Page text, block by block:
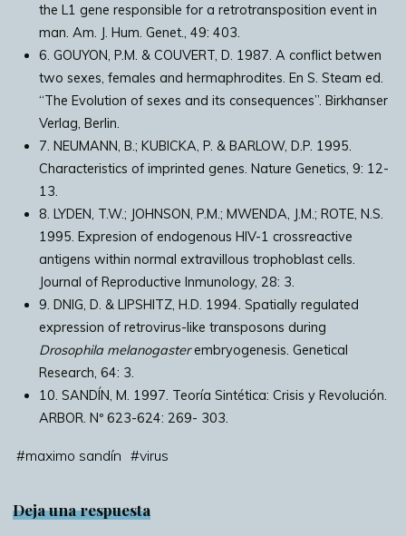
the L1 gene responsible for a retrotransposition event in
man. Am. J. Hum. Genet., 49: 403.
6. GOUYON, P.M. & COUVERT, D. 1987. A conflict betwen
two sexes, females and hermaphrodites. En S. Steam ed.
“The Evolution of sexes and its consequences”. Birkhanser
Verlag, Berlin.
7. NEUMANN, B.; KUBICKA, P. & BARLOW, D.P. 1995.
Characteristics of imprinted genes. Nature Genetics, 9: 12-
13.
8. LYDEN, T.W.; JOHNSON, P.M.; MWENDA, J.M.; ROTE, N.S.
1995. Expresion of endogenous HIV-1 crossreactive
antigens within normal extravillous trophoblast cells.
Journal of Reproductive Inmunology, 28: 3.
9. DNIG, D. & LIPSHITZ, H.D. 1994. Spatially regulated
expression of retrovirus-like transposons during
Drosophila melanogasterembryogenesis. Genetical
Research, 64: 3.
10. SANDÍN, M. 1997. Teoría Sintética: Crisis y Revolución.
ARBOR. Nº 623-624: 269- 303.
#maximo sandín #virus
Deja una respuesta